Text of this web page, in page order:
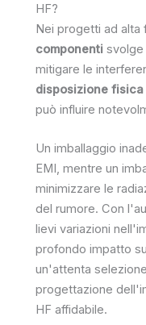
HF?
Nei progetti ad alta
componenti svolge
mitigare le
disposizione
può influire
Un imballaggio
EMI, mentre un
minimizzare le
del rumore. Con
lievi variazioni
profondo impatto
un'attenta
progettazione
HF affidabile.